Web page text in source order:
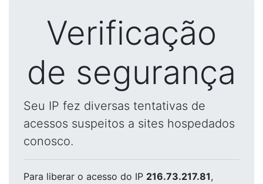
Verificação
de segurança
Seu IP fez diversas tentativas de
acessos suspeitos a sites hospedados
conosco.
Para liberar o acesso do IP 216.73.217.81,